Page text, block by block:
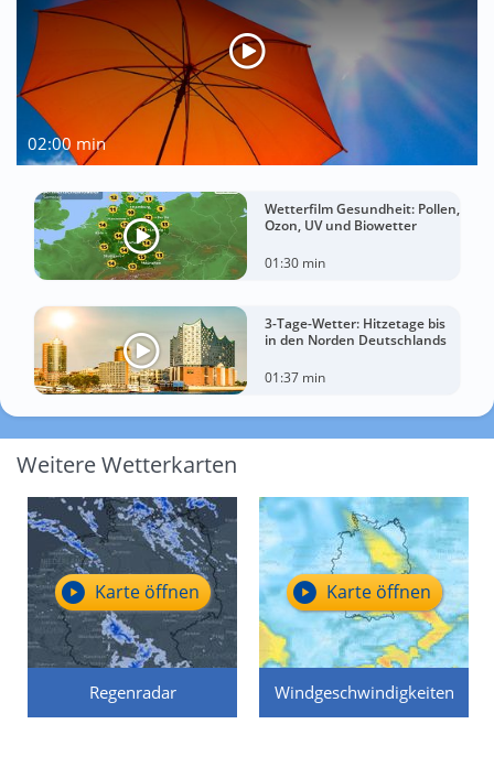
02:00 min
Wetterfilm Gesundheit: Pollen,
Ozon, UV und Biowetter
01:30 min
3-Tage-Wetter: Hitzetage bis
in den Norden Deutschlands
01:37 min
Weitere Wetterkarten
Regenradar
Karte öffnen
Windgeschwindigkeiten
Karte öffnen